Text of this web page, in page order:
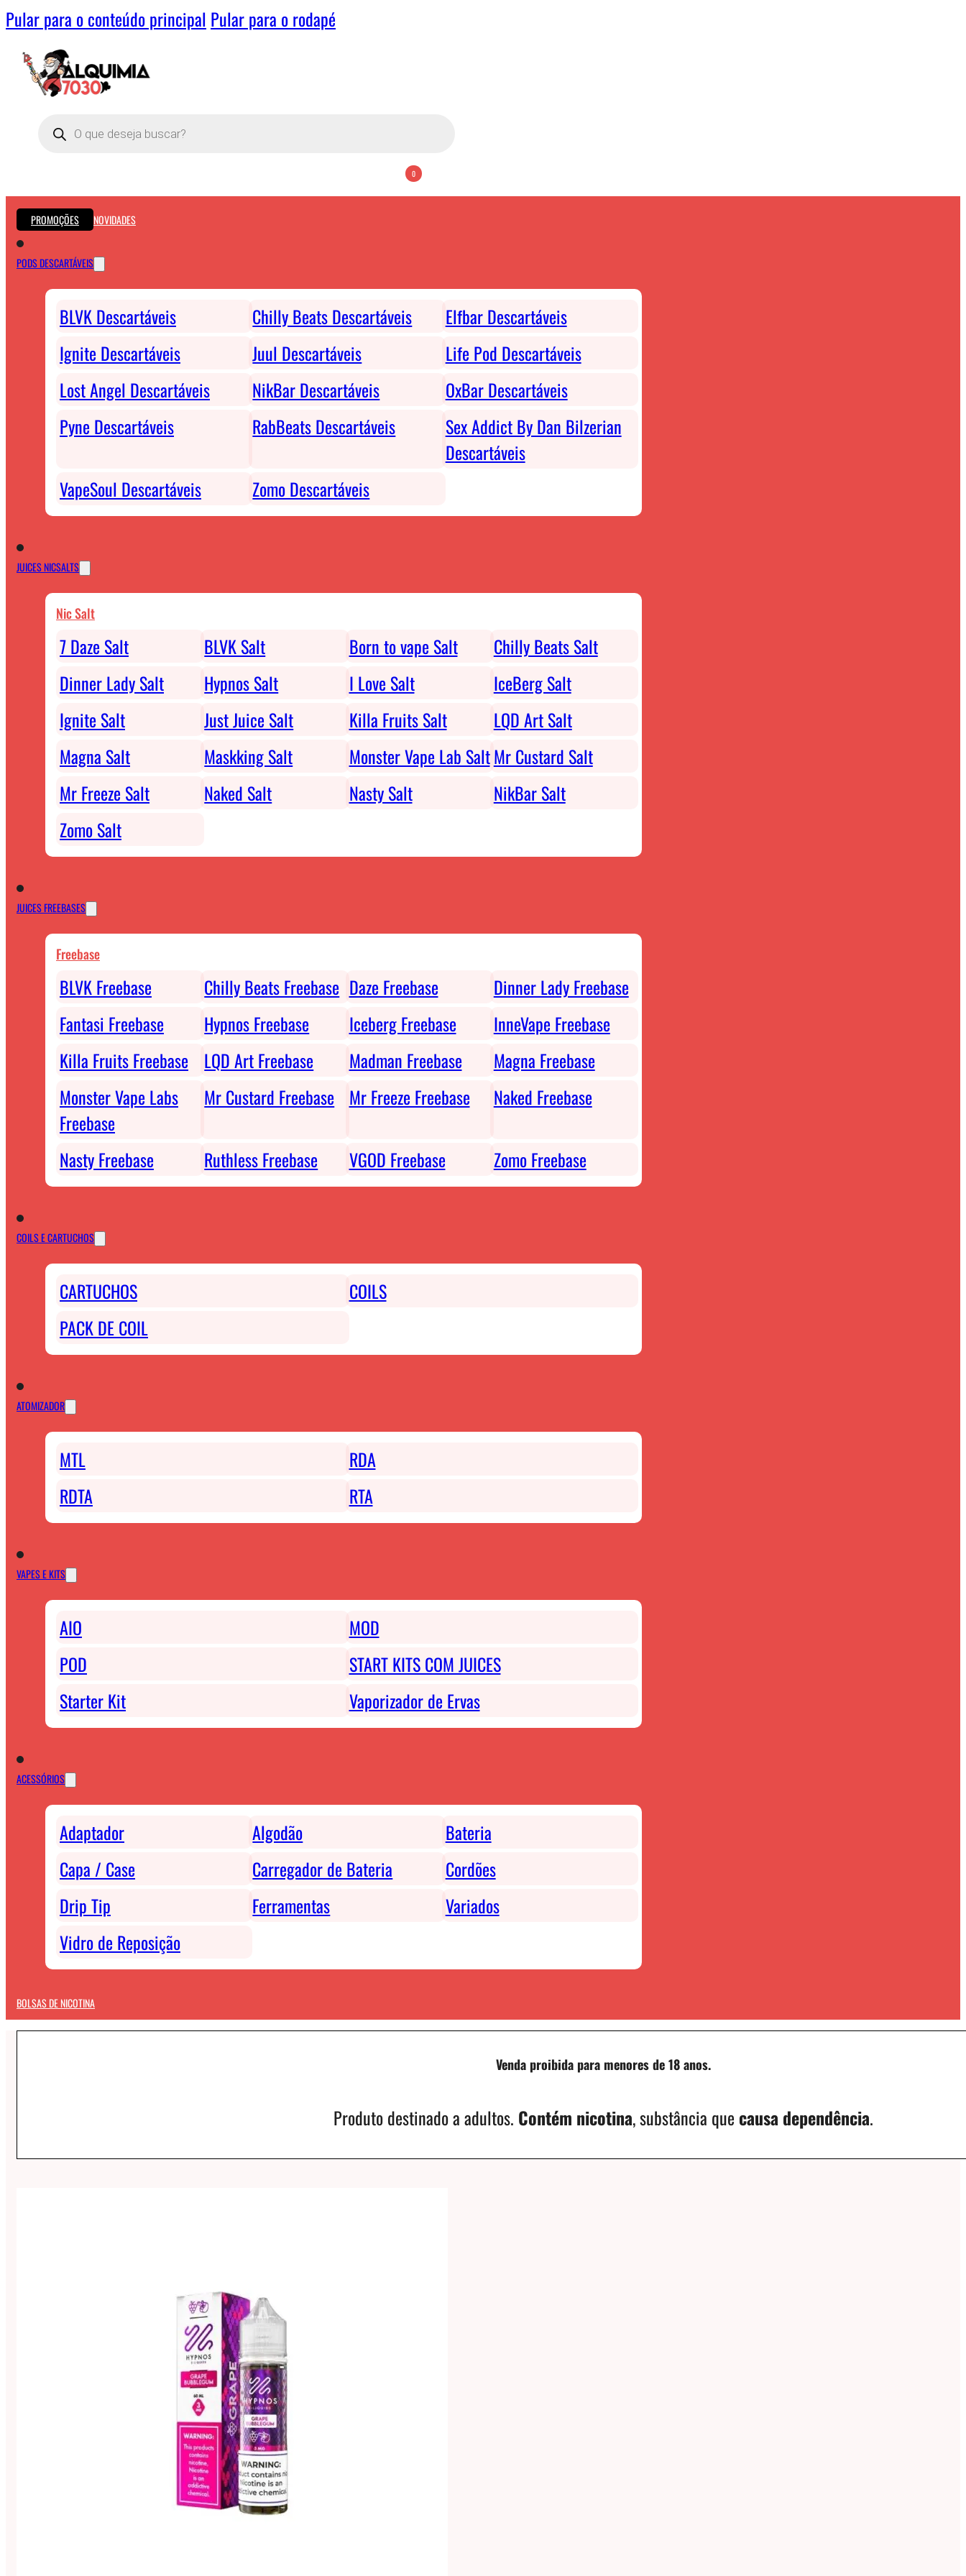
Pular para o conteúdo principal Pular para o rodapé
Pesquisar
produtos
0
PROMOÇÕES NOVIDADES
PODS DESCARTÁVEIS
BLVK Descartáveis Chilly Beats Descartáveis
Elfbar Descartáveis
Ignite Descartáveis
Juul Descartáveis
Life Pod Descartáveis
Lost Angel Descartáveis
NikBar Descartáveis
OxBar Descartáveis
Pyne Descartáveis
RabBeats Descartáveis
Sex Addict By Dan Bilzerian
Descartáveis
VapeSoul Descartáveis
Zomo Descartáveis
JUICES NICSALTS
Nic Salt
7 Daze Salt BLVK Salt Born to vape Salt
Chilly Beats Salt
Dinner Lady Salt
Hypnos Salt I Love Salt
IceBerg Salt
Ignite Salt
Just Juice Salt Killa Fruits Salt
LQD Art Salt
Magna Salt
Maskking Salt Monster Vape Lab SaltMr Custard Salt
Mr Freeze Salt
Naked Salt Nasty Salt
NikBar Salt
Zomo Salt
JUICES FREEBASES
Freebase
BLVK Freebase Chilly Beats Freebase Daze Freebase
Dinner Lady Freebase
Fantasi Freebase
Hypnos Freebase Iceberg Freebase
InneVape Freebase
Killa Fruits Freebase
LQD Art Freebase Madman Freebase
Magna Freebase
Monster Vape Labs
Freebase
Mr Custard Freebase Mr Freeze Freebase Naked Freebase
Nasty Freebase Ruthless Freebase VGOD Freebase Zomo Freebase
COILS E CARTUCHOS
CARTUCHOS
COILS
PACK DE COIL
ATOMIZADOR
MTL
RDA
RDTA
RTA
VAPES E KITS
AIO
MOD
POD
START KITS COM JUICES
Starter Kit
Vaporizador de Ervas
ACESSÓRIOS
Adaptador Algodão
Bateria
Capa / Case
Carregador de Bateria
Cordões
Drip Tip
Ferramentas
Variados
Vidro de Reposição
BOLSAS DE NICOTINA
Venda proibida para menores de 18 anos.
Produto destinado a adultos. Contém nicotina, substância que causa dependência.